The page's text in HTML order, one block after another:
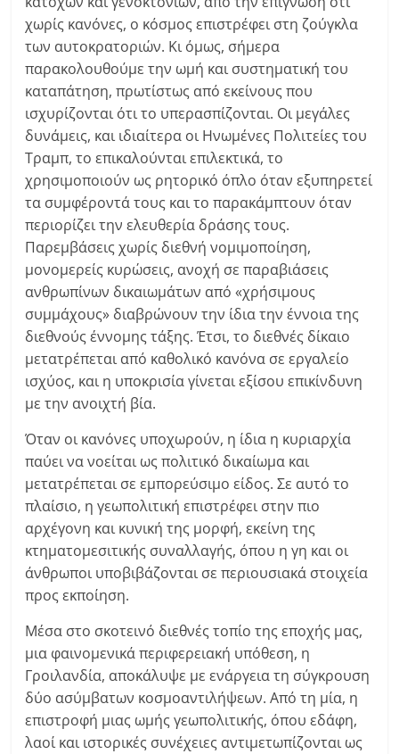
χωρίς κανόνες, ο κόσμος επιστρέφει στη ζούγκλα
των αυτοκρατοριών. Κι όμως, σήμερα
παρακολουθούμε την ωμή και συστηματική του
καταπάτηση, πρωτίστως από εκείνους που
ισχυρίζονται ότι το υπερασπίζονται. Οι μεγάλες
δυνάμεις, και ιδιαίτερα οι Ηνωμένες Πολιτείες του
Τραμπ, το επικαλούνται επιλεκτικά, το
χρησιμοποιούν ως ρητορικό όπλο όταν εξυπηρετεί
τα συμφέροντά τους και το παρακάμπτουν όταν
περιορίζει την ελευθερία δράσης τους.
Παρεμβάσεις χωρίς διεθνή νομιμοποίηση,
μονομερείς κυρώσεις, ανοχή σε παραβιάσεις
ανθρωπίνων δικαιωμάτων από «χρήσιμους
συμμάχους» διαβρώνουν την ίδια την έννοια της
διεθνούς έννομης τάξης. Έτσι, το διεθνές δίκαιο
μετατρέπεται από καθολικό κανόνα σε εργαλείο
ισχύος, και η υποκρισία γίνεται εξίσου επικίνδυνη
με την ανοιχτή βία.
Όταν οι κανόνες υποχωρούν, η ίδια η κυριαρχία
παύει να νοείται ως πολιτικό δικαίωμα και
μετατρέπεται σε εμπορεύσιμο είδος. Σε αυτό το
πλαίσιο, η γεωπολιτική επιστρέφει στην πιο
αρχέγονη και κυνική της μορφή, εκείνη της
κτηματομεσιτικής συναλλαγής, όπου η γη και οι
άνθρωποι υποβιβάζονται σε περιουσιακά στοιχεία
προς εκποίηση.
Μέσα στο σκοτεινό διεθνές τοπίο της εποχής μας,
μια φαινομενικά περιφερειακή υπόθεση, η
Γροιλανδία, αποκάλυψε με ενάργεια τη σύγκρουση
δύο ασύμβατων κοσμοαντιλήψεων. Από τη μία, η
επιστροφή μιας ωμής γεωπολιτικής, όπου εδάφη,
λαοί και ιστορικές συνέχειες αντιμετωπίζονται ως